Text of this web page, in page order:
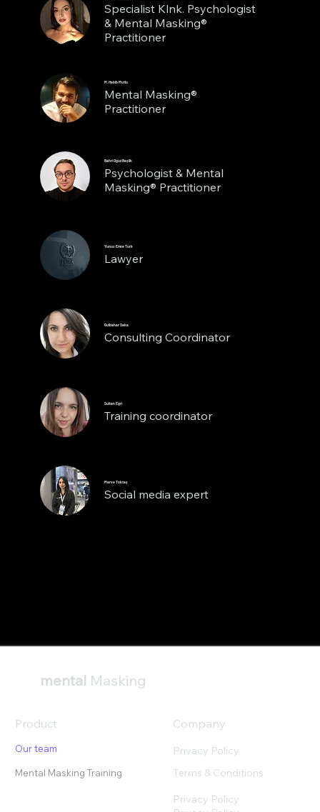
Specialist Klnk. Psychologist
& Mental Masking®
Practitioner
M. Habib Mutlu
Mental Masking®
Practitioner
Bahri Oğuz Beşlik
Psychologist & Mental
Masking® Practitioner
Yunus Emre Turk
Lawyer
Gulbahar Saka
Consulting Coordinator
Sultan Eğri
Training coordinator
Merve Toktaş
Social media expert
mental Masking
Our team
Mental Masking Training
Product Company
Privacy Policy
Terms & Conditions
Privacy Policy